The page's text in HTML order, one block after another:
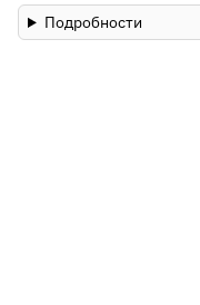
Подробности